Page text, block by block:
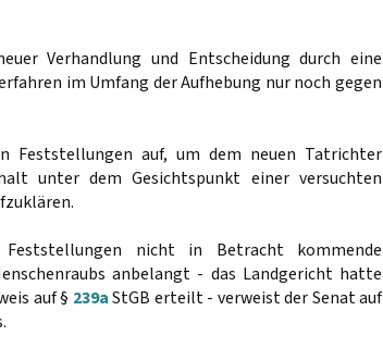
Verhandlung und Entscheidung durch eine
im Umfang der Aufhebung nur noch gegen
Feststellungen auf, um dem neuen Tatrichter
unter dem Gesichtspunkt einer versuchten
nicht in Betracht kommende
anbelangt - das Landgericht hatte
auf § 239aStGB erteilt - verweist der Senat auf